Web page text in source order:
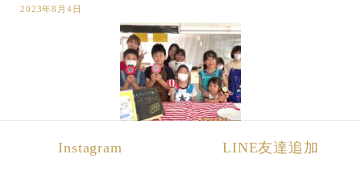
2023年8月4日
Instagram LINE友達追加